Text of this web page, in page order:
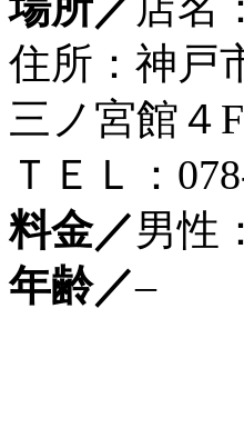
住所：神戸
三ノ宮館４F
ＴＥＬ：
料金／男性
年齢／–